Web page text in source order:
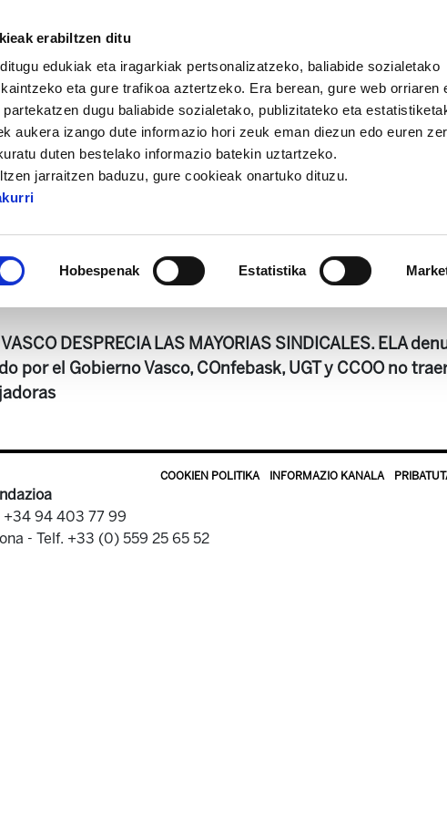
erabiltzen ditu
edukiak eta iragarkiak pertsonalizatzeko, baliabide sozialetako
eta gure trafikoa aztertzeko. Era berean, gure web orriaren
dugu baliabide sozialetako, publizitateko eta
aukera izango dute informazio hori zeuk eman diezun edo euren
duten bestelako informazio batekin uztartzeko.
jarraitzen baduzu, gure cookieak onartuko dituzu.
Hobespenak Estatistika
Astekaria 498
VASCO DESPRECIA LAS MAYORIAS SINDICALES. ELA
por el Gobierno Vasco, COnfebask, UGT y CCOO no
COOKIEN POLITIKA INFORMAZIO KANALA
+34 94 403 77 99
- Telf. +33 (0) 559 25 65 52